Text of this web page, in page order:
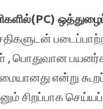
, பொதுவான
என்று
சிறப்பாக